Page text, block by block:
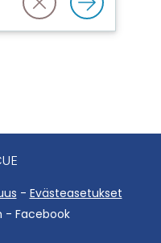
- Evästeasetukset
- Facebook